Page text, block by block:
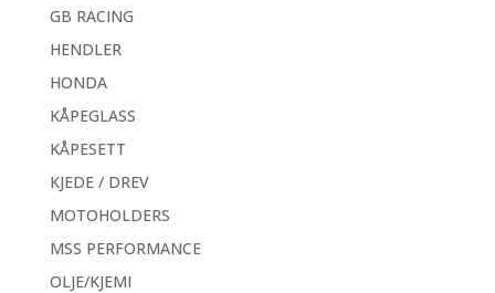
GB RACING
HENDLER
HONDA
KÅPEGLASS
KÅPESETT
KJEDE / DREV
MOTOHOLDERS
MSS PERFORMANCE
OLJE/KJEMI